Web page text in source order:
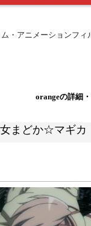
・アニメーションフィ
orangeの詳細
まどか☆マギカ